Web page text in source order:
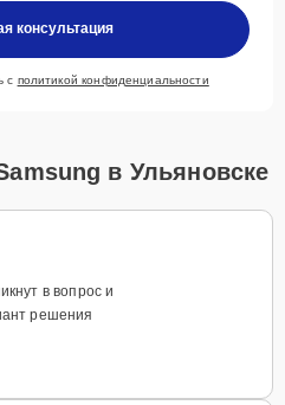
консультация
с политикой конфиденциальности
в Ульяновске
в вопрос и
решения